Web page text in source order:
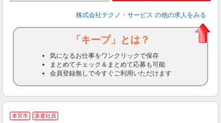
株式会社テクノ・サービス の他の求人をみる
「キープ」とは？
気になるお仕事をワンクリックで保存
まとめてチェック＆まとめて応募も可能
会員登録無しで今すぐご利用いただけます
本宮市 派遣社員